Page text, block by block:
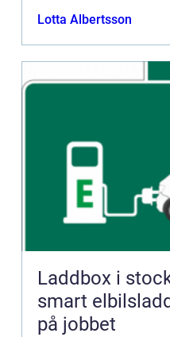
Lotta Albertsson
Laddbox i stockholm
smart
på jobbet